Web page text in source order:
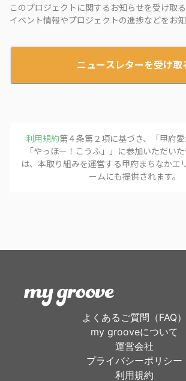
このプロジェクトに関するお知らせを受け取る
イベント情報やプロジェクトの進捗などをお知
ニュースレターを受け取
利用規約第４条第２項に基づき、「甲府愛
「やっほー！こうふ」
」に参加いただい
は、本取り組みを運営する甲府まちなかエ
ームにも提供されます。
よくあるご質問（FAQ）
my grooveについて
運営会社
プライバシーポリシー
利用規約